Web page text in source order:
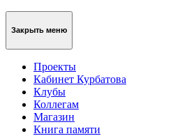
Закрыть меню
Проекты
Кабинет Курбатова
Клубы
Коллегам
Магазин
Книга памяти